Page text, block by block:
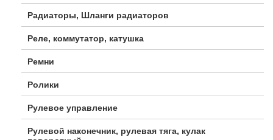
Радиаторы, Шланги радиаторов
Реле, коммутатор, катушка
Ремни
Ролики
Рулевое управление
Рулевой наконечник, рулевая тяга, кулак